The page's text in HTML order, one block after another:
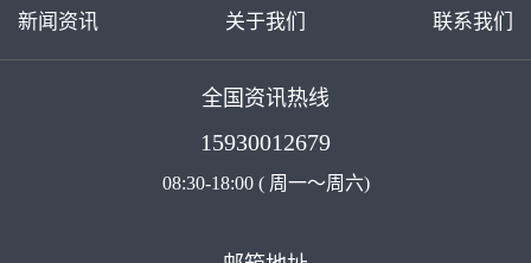
新闻资讯 关于我们 联系我们
全国资讯热线
15930012679
08:30-18:00 ( 周一～周六)